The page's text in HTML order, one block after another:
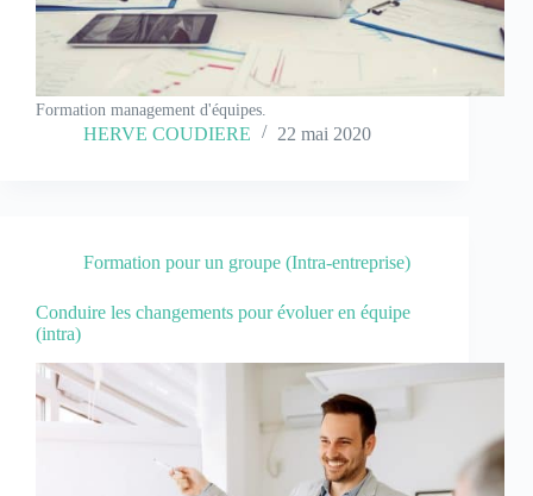
Formation management d'équipes.
HERVE COUDIERE 22 mai 2020
Formation pour un groupe (Intra-entreprise)
Conduire les changements pour évoluer en équipe
(intra)